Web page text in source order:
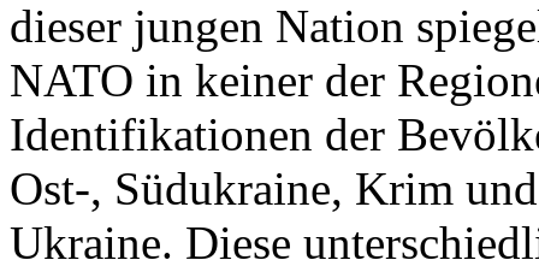
dieser jungen Nation
NATO in keiner der
Identifikationen der
Ost-, Südukraine, Krim
Ukraine. Diese